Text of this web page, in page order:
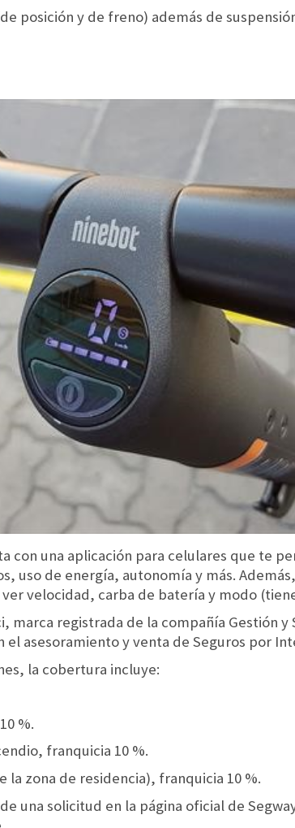
posición y de freno) además de
con una aplicación para celulares que te
uso de energía, autonomía y más.
velocidad, carba de batería y modo
marca registrada de la compañía Gestión y
asesoramiento y venta de Seguros por
la cobertura incluye:
%.
franquicia 10 %.
zona de residencia), franquicia 10 %.
una solicitud en la página oficial de